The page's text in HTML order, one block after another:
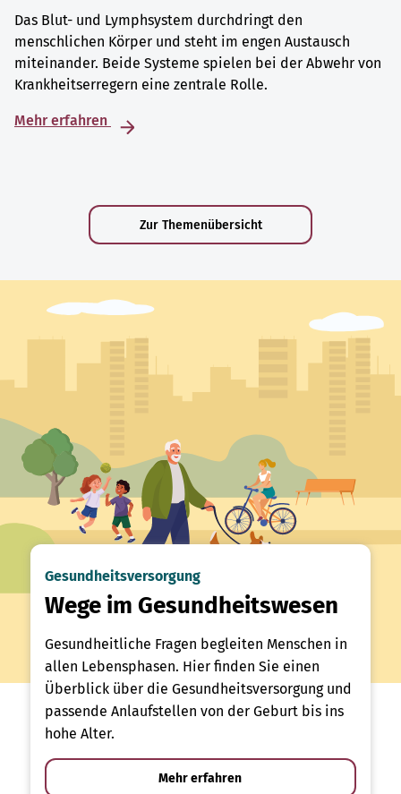
Das Blut- und Lymphsystem durchdringt den
menschlichen Körper und steht im engen Austausch
miteinander. Beide Systeme spielen bei der Abwehr von
Krankheitserregern eine zentrale Rolle.
Mehr erfahren
Zur Themenübersicht
Gesundheitsversorgung
Wege im Gesundheitswesen
Gesundheitliche Fragen begleiten Menschen in
allen Lebensphasen. Hier finden Sie einen
Überblick über die Gesundheitsversorgung und
passende Anlaufstellen von der Geburt bis ins
hohe Alter.
Mehr erfahren